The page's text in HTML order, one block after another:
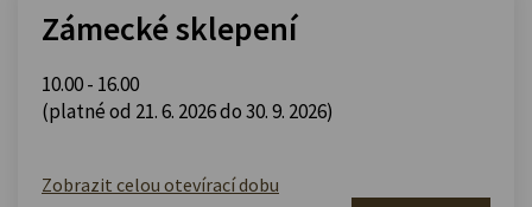
Zámecké sklepení
10.00 - 16.00
(platné od 21. 6. 2026 do 30. 9. 2026)
Zobrazit celou otevírací dobu